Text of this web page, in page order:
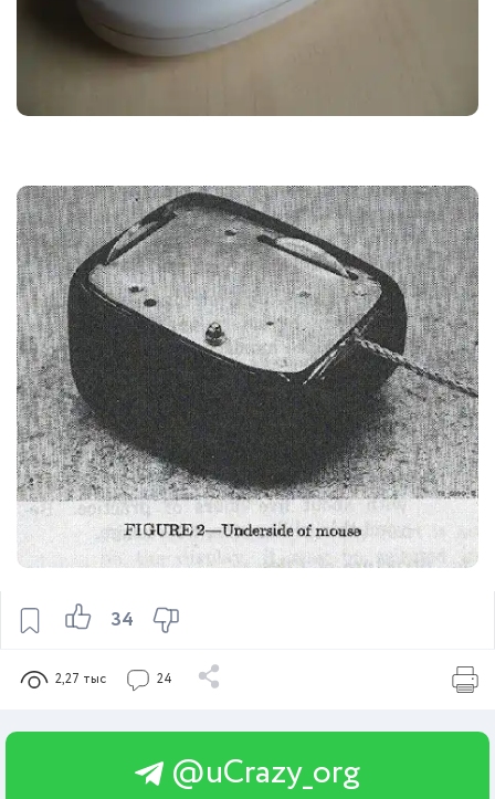
34
2,27 тыс 24
@uCrazy_org